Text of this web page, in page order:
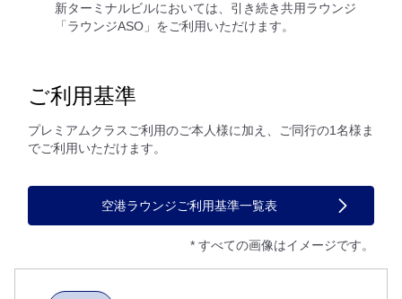
新ターミナルビルにおいては、引き続き共用ラウンジ
「ラウンジASO」をご利用いただけます。
ご利用基準
プレミアムクラスご利用のご本人様に加え、ご同行の1名様ま
でご利用いただけます。
空港ラウンジご利用基準一覧表
* すべての画像はイメージです。